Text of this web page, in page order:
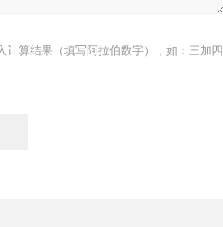
计算结果（填写阿拉伯数字），如：三加四